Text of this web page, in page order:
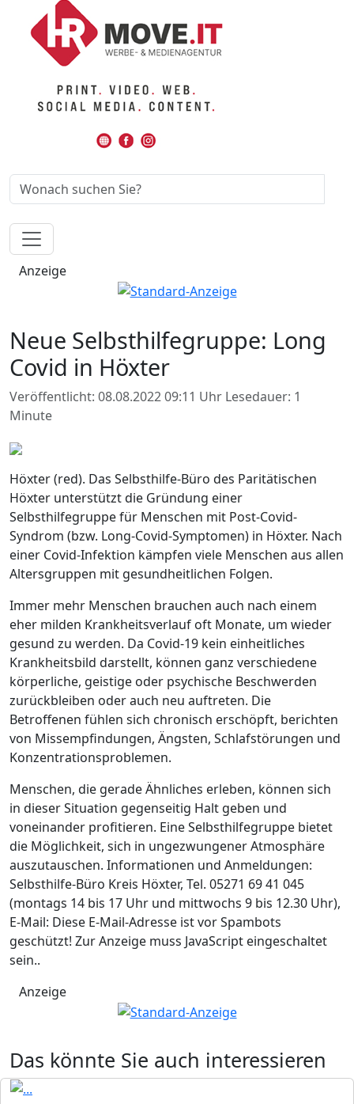
Anzeige
Neue Selbsthilfegruppe: Long
Covid in Höxter
Veröffentlicht: 08.08.2022 09:11 Uhr Lesedauer: 1
Minute
Höxter (red). Das Selbsthilfe-Büro des Paritätischen
Höxter unterstützt die Gründung einer
Selbsthilfegruppe für Menschen mit Post-Covid-
Syndrom (bzw. Long-Covid-Symptomen) in Höxter. Nach
einer Covid-Infektion kämpfen viele Menschen aus allen
Altersgruppen mit gesundheitlichen Folgen.
Immer mehr Menschen brauchen auch nach einem
eher milden Krankheitsverlauf oft Monate, um wieder
gesund zu werden. Da Covid-19 kein einheitliches
Krankheitsbild darstellt, können ganz verschiedene
körperliche, geistige oder psychische Beschwerden
zurückbleiben oder auch neu auftreten. Die
Betroffenen fühlen sich chronisch erschöpft, berichten
von Missempfindungen, Ängsten, Schlafstörungen und
Konzentrationsproblemen.
Menschen, die gerade Ähnliches erleben, können sich
in dieser Situation gegenseitig Halt geben und
voneinander profitieren. Eine Selbsthilfegruppe bietet
die Möglichkeit, sich in ungezwungener Atmosphäre
auszutauschen. Informationen und Anmeldungen:
Selbsthilfe-Büro Kreis Höxter, Tel. 05271 69 41 045
(montags 14 bis 17 Uhr und mittwochs 9 bis 12.30 Uhr),
E-Mail: Diese E-Mail-Adresse ist vor Spambots
geschützt! Zur Anzeige muss JavaScript eingeschaltet
sein..
Anzeige
Das könnte Sie auch interessieren